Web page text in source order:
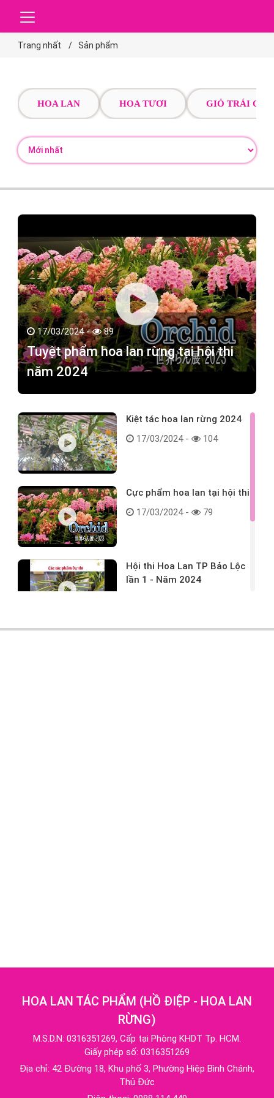
Trang nhất Sản phẩm
HOA LAN HOA TƯƠI GIỎ TRÁI CÂY
17/03/2024 - 89
Tuyệt phẩm hoa lan rừng tại hội thi
năm 2024
Kiệt tác hoa lan rừng 2024
17/03/2024 -
104
Cực phẩm hoa lan tại hội thi
17/03/2024 -
79
Hội thi Hoa Lan TP Bảo Lộc
lần 1 - Năm 2024
HOA LAN TÁC PHẨM (HỒ ĐIỆP - HOA LAN
RỪNG)
M.S.D.N: 0316351269, Cấp tại Phòng KHDT Tp. HCM.
Giấy phép số: 0316351269
Địa chỉ: 42 Đường 18, Khu phố 3, Phường Hiệp Bình Chánh,
Thủ Đức